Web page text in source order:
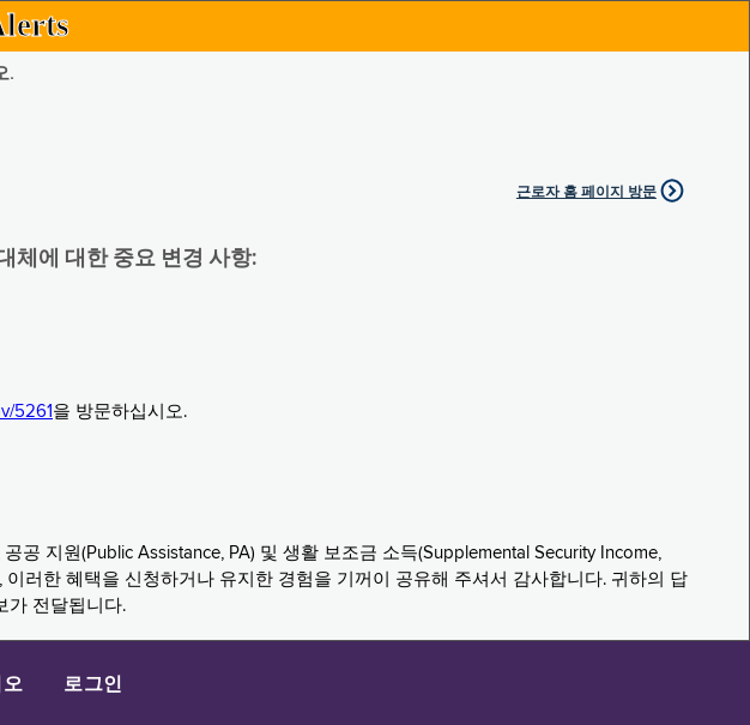
.
근로자 홈 페이지 방문
체에 대한 중요 변경 사항:
5261을 방문하십시오.
지원(Public Assistance, PA) 및 생활 보조금 소득(Supplemental Security Income,
러한 혜택을 신청하거나 유지한 경험을 기꺼이 공유해 주셔서 감사합니다. 귀하의 답
가 전달됩니다.
오 로그인